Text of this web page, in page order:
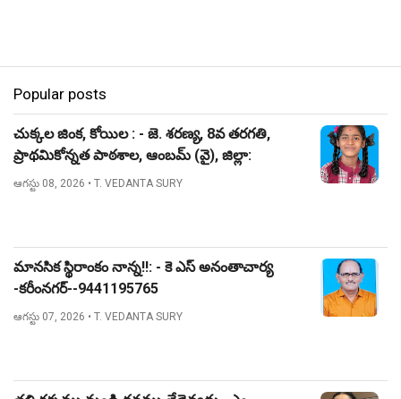
Popular posts
చుక్కల జింక, కోయిల : - జె. శరణ్య, 8వ తరగతి,
ప్రాథమికోన్నత పాఠశాల, ఆంబమ్ (వై), జిల్లా:
నిజామాబాద్.
ఆగస్టు 08, 2026 • T. VEDANTA SURY
మానసిక స్థిరాంకం నాన్న!!: - కె ఎస్ అనంతాచార్య
-కరీంనగర్--9441195765
ఆగస్టు 07, 2026 • T. VEDANTA SURY